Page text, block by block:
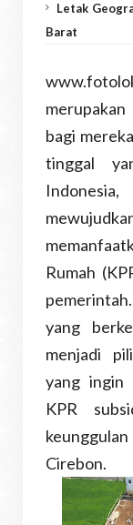
Letak
Barat
bagi
tinggal
Rumah
yang
menjadi
yang ingin
KPR
Cirebon.